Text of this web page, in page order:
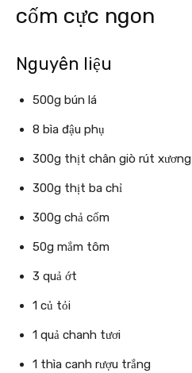
cốm cực ngon
Nguyên liệu
500g bún lá
8 bìa đậu phụ
300g thịt chân giò rút xương
300g thịt ba chỉ
300g chả cốm
50g mắm tôm
3 quả ớt
1 củ tỏi
1 quả chanh tươi
1 thìa canh rượu trắng